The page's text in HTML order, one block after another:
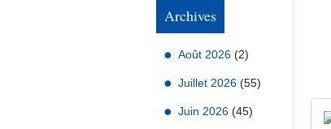
Archives
Août 2026 (2)
Juillet 2026 (55)
Juin 2026 (45)